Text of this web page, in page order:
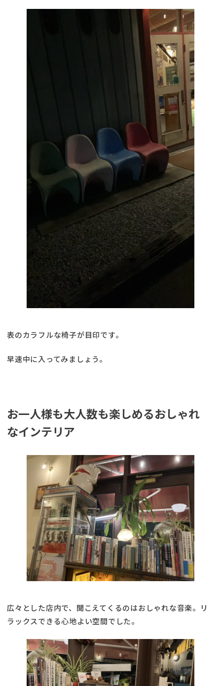
表のカラフルな椅子が目印です。
早速中に入ってみましょう。
お一人様も大人数も楽しめるおしゃれ
なインテリア
広々とした店内で、聞こえてくるのはおしゃれな音楽。リ
ラックスできる心地よい空間でした。